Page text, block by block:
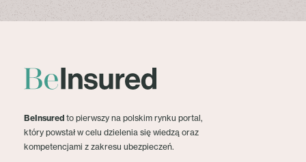
BeInsured to pierwszy na polskim rynku portal,
który powstał w celu dzielenia się wiedzą oraz
kompetencjami z zakresu ubezpieczeń.